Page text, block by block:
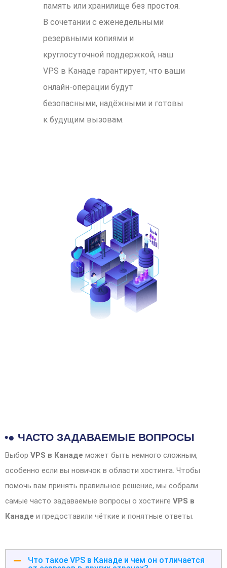
память или хранилище без простоя.
В сочетании с еженедельными
резервными копиями и
круглосуточной поддержкой, наш
VPS в Канаде гарантирует, что ваши
онлайн-операции будут
безопасными, надёжными и готовы
к будущим вызовам.
•● ЧАСТО ЗАДАВАЕМЫЕ ВОПРОСЫ
Выбор VPS в Канаде может быть немного сложным,
особенно если вы новичок в области хостинга. Чтобы
помочь вам принять правильное решение, мы собрали
самые часто задаваемые вопросы о хостинге VPS в
Канаде и предоставили чёткие и понятные ответы.
Что такое VPS в Канаде и чем он отличается